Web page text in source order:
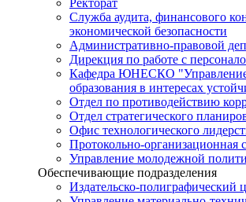
Служба аудита, финансового
экономической безопасности
Административно-правовой
Дирекция по работе с
Кафедра ЮНЕСКО "Управление
образования в интересах
Отдел по противодействию
Отдел стратегического
Офис технологического
Протокольно-организационная
Управление молодежной
Обеспечивающие подразделения
Издательско-полиграфический